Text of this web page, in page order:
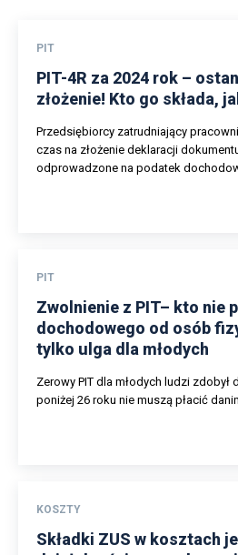
PIT
PIT-4R za 2024 rok –
złożenie! Kto go składa,
Przedsiębiorcy zatrudniający
czas na złożenie deklaracji
odprowadzone na podatek
PIT
Zwolnienie z PIT– kto nie
dochodowego od osób
tylko ulga dla młodych
Zerowy PIT dla młodych ludzi zdobył
poniżej 26 roku nie muszą płacić
KOSZTY
Składki ZUS w kosztach